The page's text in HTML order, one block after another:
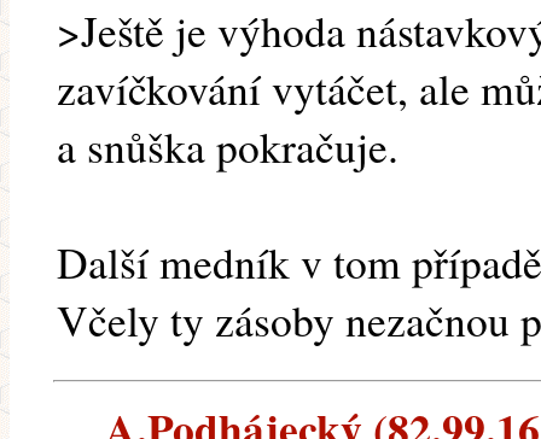
>Ještě je výhoda
zavíčkování vytáčet, ale
a snůška pokračuje.
Další medník v tom
Včely ty zásoby nezačnou